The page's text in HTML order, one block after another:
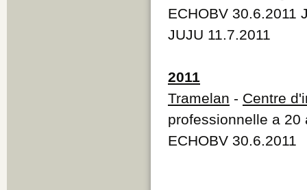
ECHOBV 30.6.2011
JUJU 11.7.2011
2011
Tramelan - Centre
professionnelle a 20
ECHOBV 30.6.2011